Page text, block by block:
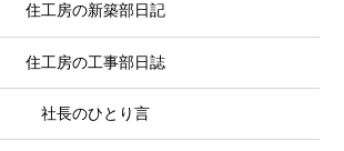
住工房の新築部日記
住工房の工事部日誌
社長のひとり言